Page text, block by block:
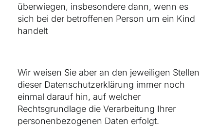
überwiegen, insbesondere dann, wenn es
sich bei der betroffenen Person um ein Kind
handelt
Wir weisen Sie aber an den jeweiligen Stellen
dieser Datenschutzerklärung immer noch
einmal darauf hin, auf welcher
Rechtsgrundlage die Verarbeitung Ihrer
personenbezogenen Daten erfolgt.